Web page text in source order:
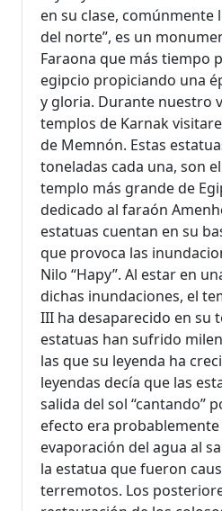
en su clase, comúnmente
del norte”, es un
Faraona que más tiempo
egipcio propiciando una
y gloria. Durante nuestro
templos de Karnak
de Memnón. Estas
toneladas cada una, son
templo más grande de
dedicado al faraón
estatuas cuentan en su
que provoca las
Nilo “Hapy”. Al estar en
dichas inundaciones, el
III ha desaparecido en su
estatuas han sufrido
las que su leyenda ha
leyendas decía que las
salida del sol “cantando”
efecto era
evaporación del agua al
la estatua que fueron
terremotos. Los